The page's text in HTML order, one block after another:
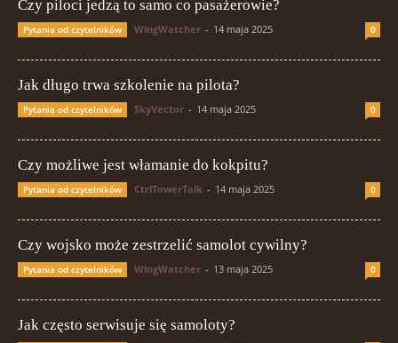
Czy piloci jedzą to samo co pasażerowie?
Pytania od czytelników WingWatcher - 14 maja 2025 0
Jak długo trwa szkolenie na pilota?
Pytania od czytelników SkyVector - 14 maja 2025 0
Czy możliwe jest włamanie do kokpitu?
Pytania od czytelników CtrlTowerTalk - 14 maja 2025 0
Czy wojsko może zestrzelić samolot cywilny?
Pytania od czytelników WingWatcher - 13 maja 2025 0
Jak często serwisuje się samoloty?